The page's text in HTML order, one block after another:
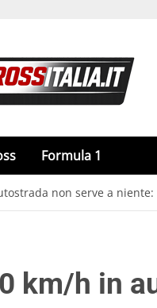
Formula 1
non serve a
km/h in